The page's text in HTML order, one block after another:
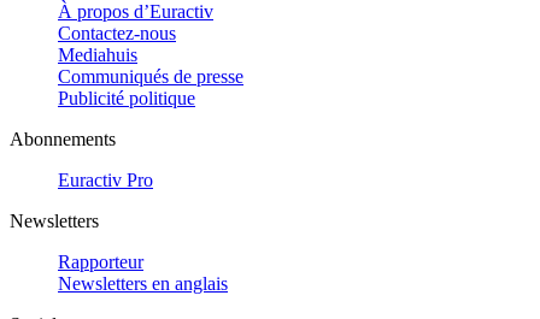
À propos d’Euractiv
Contactez-nous
Mediahuis
Communiqués de presse
Publicité politique
Abonnements
Euractiv Pro
Newsletters
Rapporteur
Newsletters en anglais